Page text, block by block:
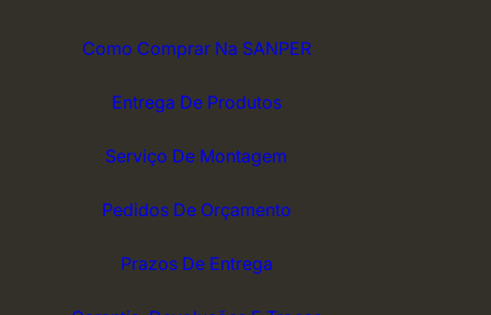
Como Comprar Na SANPER
Entrega De Produtos
Serviço De Montagem
Pedidos De Orçamento
Prazos De Entrega